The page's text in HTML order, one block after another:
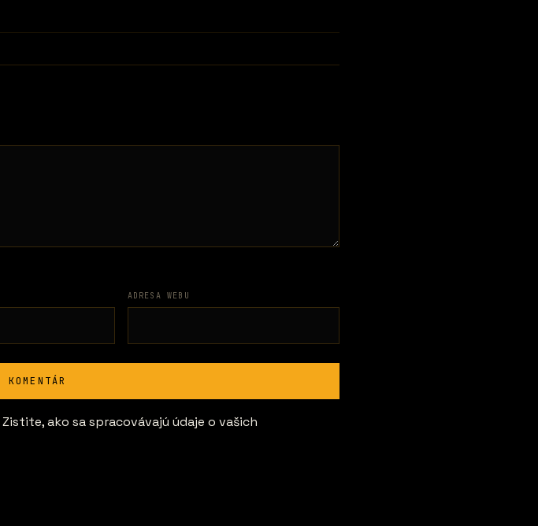
ADRESA WEBU
Zistite, ako sa spracovávajú údaje o vašich